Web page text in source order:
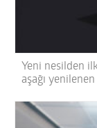
Yeni nesilden
aşağı yenilenen